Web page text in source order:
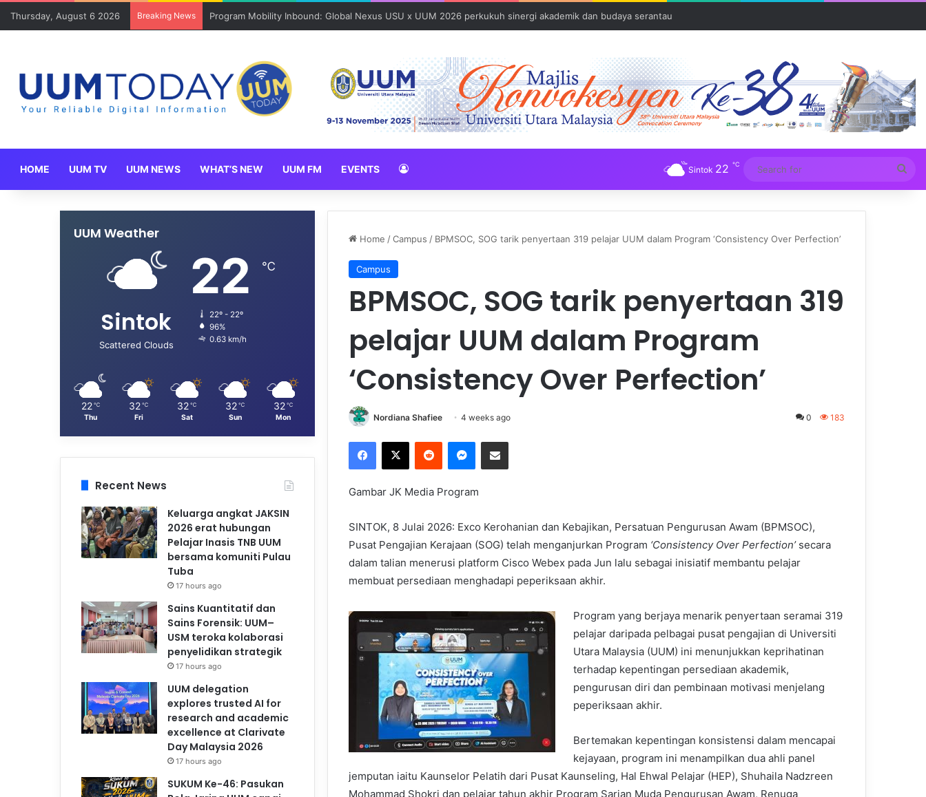
Thursday, August 6 2026 Breaking News Program Mobility Inbound: Global Nexus USU x UUM 2026 perkukuh sinergi akademik dan budaya serantau
HOME UUM TV UUM NEWS WHAT’S NEW UUM FM EVENTS Sintok 22 ℃
for
Home /Campus / BPMSOC, SOG tarik penyertaan 319 pelajar UUM dalam Program ‘Consistency Over Perfection’
Campus
BPMSOC, SOG tarik penyertaan 319
pelajar UUM dalam Program
‘Consistency Over Perfection’
Nordiana Shafiee 4 weeks ago 0 183
Gambar JK Media Program
SINTOK, 8 Julai 2026: Exco Kerohanian dan Kebajikan, Persatuan Pengurusan Awam (BPMSOC),
Pusat Pengajian Kerajaan (SOG) telah menganjurkan Program ‘Consistency Over Perfection’secara
dalam talian menerusi platform Cisco Webex pada Jun lalu sebagai inisiatif membantu pelajar
membuat persediaan menghadapi peperiksaan akhir.
Program yang berjaya menarik penyertaan seramai 319
pelajar daripada pelbagai pusat pengajian di Universiti
Utara Malaysia (UUM) ini menunjukkan keprihatinan
terhadap kepentingan persediaan akademik,
pengurusan diri dan pembinaan motivasi menjelang
peperiksaan akhir.
Bertemakan kepentingan konsistensi dalam mencapai
kejayaan, program ini menampilkan dua ahli panel
jemputan iaitu Kaunselor Pelatih dari Pusat Kaunseling, Hal Ehwal Pelajar (HEP), Shuhaila Nadzreen
Mohammad Shokri dan pelajar tahun akhir Program Sarjan Muda Pengurusan Awam, Renuga
UUM Weather
Sintok
Scattered Clouds
22 ℃
22º - 22º
96%
0.63 km/h
22 ℃
Thu
32 ℃
Fri
32 ℃
Sat
32 ℃
Sun
32 ℃
Mon
Recent News
Keluarga angkat JAKSIN
2026 erat hubungan
Pelajar Inasis TNB UUM
bersama komuniti Pulau
Tuba
17 hours ago
Sains Kuantitatif dan
Sains Forensik: UUM–
USM teroka kolaborasi
penyelidikan strategik
17 hours ago
UUM delegation
explores trusted AI for
research and academic
excellence at Clarivate
Day Malaysia 2026
17 hours ago
SUKUM Ke-46: Pasukan